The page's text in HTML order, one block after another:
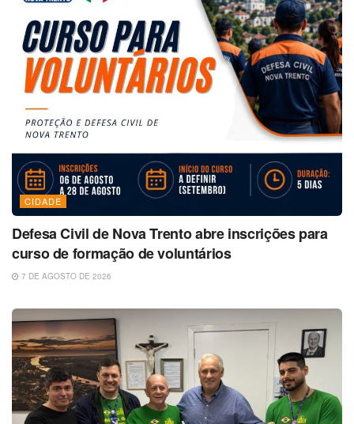
CIDADE
Defesa Civil de Nova Trento abre inscrições para
curso de formação de voluntários
7 DE AGOSTO DE 2026